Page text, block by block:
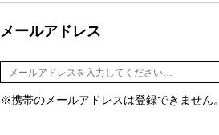
メールアドレス
※携帯のメールアドレスは登録できません。